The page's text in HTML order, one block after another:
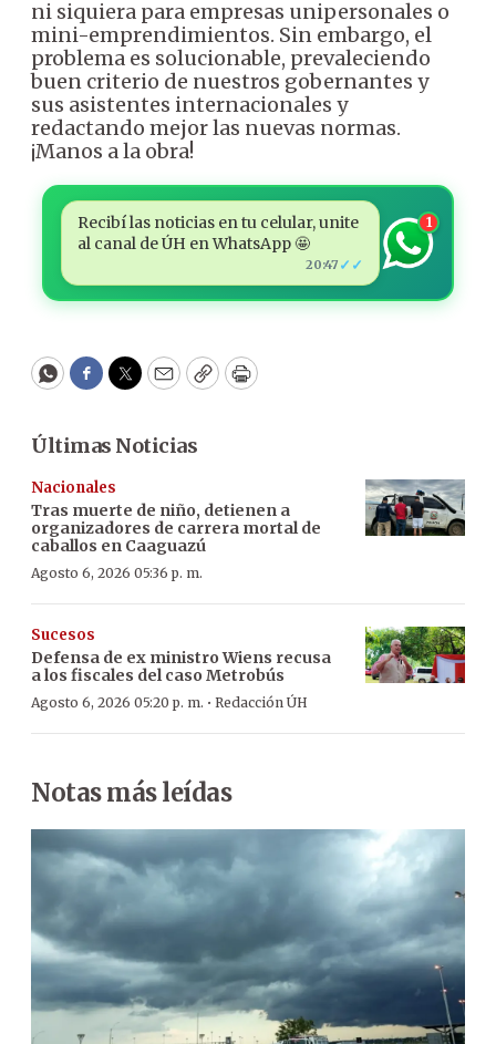
ni siquiera para empresas unipersonales o
mini-emprendimientos. Sin embargo, el
problema es solucionable, prevaleciendo
buen criterio de nuestros gobernantes y
sus asistentes internacionales y
redactando mejor las nuevas normas.
¡Manos a la obra!
Recibí las noticias en tu celular, unite
al canal de ÚH en WhatsApp 🤩
20:47 ✓✓
1
WhatsApp
Facebook
Twitter
EmailCopyPrint
Últimas Noticias
Nacionales
Tras muerte de niño, detienen a
organizadores de carrera mortal de
caballos en Caaguazú
Agosto 6, 2026 05:36 p. m.
Sucesos
Defensa de ex ministro Wiens recusa
a los fiscales del caso Metrobús
Agosto 6, 2026 05:20 p. m. · Redacción ÚH
Notas más leídas